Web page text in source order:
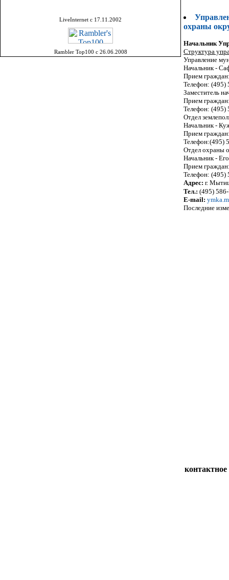
LiveInternet с 17.11.2002
Rambler Top100 с 26.06.2008
охраны
Начальник
Структура
Управление
Начальник -
Прием
Телефон: (495)
Заместитель
Прием
Телефон: (495)
Отдел
Начальник -
Прием
Телефон:(495)
Отдел охраны
Начальник -
Прием
Телефон: (495)
Адрес: г.
Тел.: (495)
E-mail:
Последние